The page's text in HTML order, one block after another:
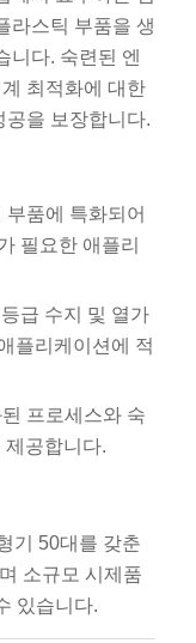
라스틱 부품을 생
니다. 숙련된 엔
최적화에 대한
공을 보장합니다.
부품에 특화되어
필요한 애플리
급 수지 및 열가
플리케이션에 적
프로세스와 숙
제공합니다.
기 50대를 갖춘
소규모 시제품
있습니다.